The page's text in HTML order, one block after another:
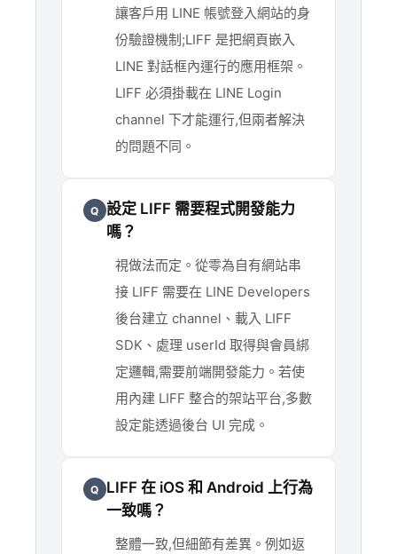
讓客戶用 LINE 帳號登入網站的身
份驗證機制;LIFF 是把網頁嵌入
LINE 對話框內運行的應用框架。
LIFF 必須掛載在 LINE Login
channel 下才能運行,但兩者解決
的問題不同。
Q 設定 LIFF 需要程式開發能力
嗎？
視做法而定。從零為自有網站串
接 LIFF 需要在 LINE Developers
後台建立 channel、載入 LIFF
SDK、處理 userId 取得與會員綁
定邏輯,需要前端開發能力。若使
用內建 LIFF 整合的架站平台,多數
設定能透過後台 UI 完成。
Q
LIFF 在 iOS 和 Android 上行為
一致嗎？
整體一致,但細節有差異。例如返